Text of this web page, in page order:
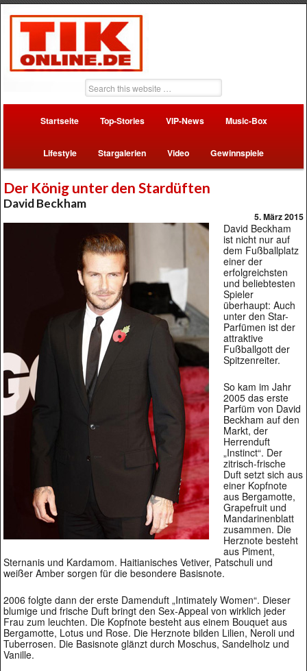
Startseite Top-Stories VIP-News Music-Box
Lifestyle Stargalerien Video Gewinnspiele
Der König unter den Stardüften
David Beckham
5. März 2015
David Beckham
ist nicht nur auf
dem Fußballplatz
einer der
erfolgreichsten
und beliebtesten
Spieler
überhaupt: Auch
unter den Star-
Parfümen ist der
attraktive
Fußballgott der
Spitzenreiter.
So kam im Jahr
2005 das erste
Parfüm von David
Beckham auf den
Markt, der
Herrenduft
„Instinct“. Der
zitrisch-frische
Duft setzt sich aus
einer Kopfnote
aus Bergamotte,
Grapefruit und
Mandarinenblatt
zusammen. Die
Herznote besteht
aus Piment,
Sternanis und Kardamom. Haitianisches Vetiver, Patschuli und
weißer Amber sorgen für die besondere Basisnote.
2006 folgte dann der erste Damenduft „Intimately Women“. Dieser
blumige und frische Duft bringt den Sex-Appeal von wirklich jeder
Frau zum leuchten. Die Kopfnote besteht aus einem Bouquet aus
Bergamotte, Lotus und Rose. Die Herznote bilden Lilien, Neroli und
Tuberrosen. Die Basisnote glänzt durch Moschus, Sandelholz und
Vanille.